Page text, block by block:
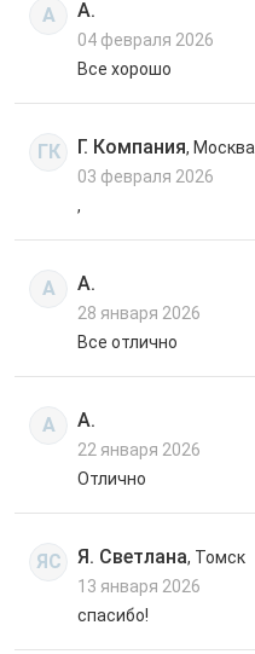
А А.
04 февраля 2026
Все хорошо
ГК Г. Компания, Москва
03 февраля 2026
,
А А.
28 января 2026
Все отлично
А А.
22 января 2026
Отлично
ЯС Я. Светлана, Томск
13 января 2026
спасибо!